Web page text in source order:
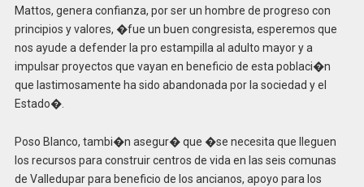
Mattos, genera confianza, por ser un hombre de progreso con
principios y valores, �fue un buen congresista, esperemos que
nos ayude a defender la pro estampilla al adulto mayor y a
impulsar proyectos que vayan en beneficio de esta poblaci�n
que lastimosamente ha sido abandonada por la sociedad y el
Estado�.
Poso Blanco, tambi�n asegur� que �se necesita que lleguen
los recursos para construir centros de vida en las seis comunas
de Valledupar para beneficio de los ancianos, apoyo para los